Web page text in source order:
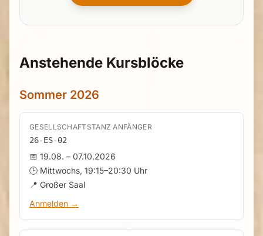
Anstehende Kursblöcke
Sommer 2026
GESELLSCHAFTSTANZ ANFÄNGER
26-ES-02
📅 19.08. – 07.10.2026
🕒 Mittwochs, 19:15–20:30 Uhr
📍 Großer Saal
Anmelden →